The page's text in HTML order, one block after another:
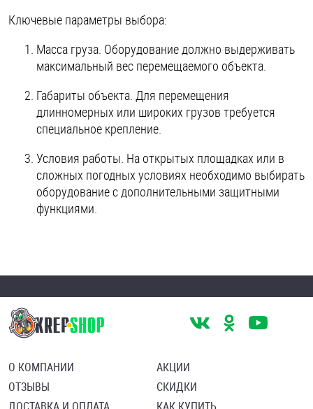
Ключевые параметры выбора:
Масса груза. Оборудование должно выдерживать
максимальный вес перемещаемого объекта.
Габариты объекта. Для перемещения
длинномерных или широких грузов требуется
специальное крепление.
Условия работы. На открытых площадках или в
сложных погодных условиях необходимо выбирать
оборудование с дополнительными защитными
функциями.
О КОМПАНИИ
ОТЗЫВЫ
АКЦИИ
СКИДКИ